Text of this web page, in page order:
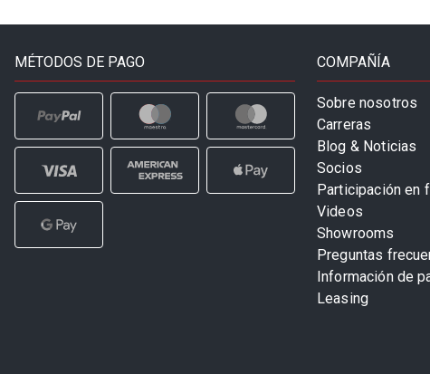
MÉTODOS DE PAGO COMPAÑÍA
Sobre nosotros
Carreras
Blog & Noticias
Socios
Participación en
Videos
Showrooms
Preguntas
Información de
Leasing